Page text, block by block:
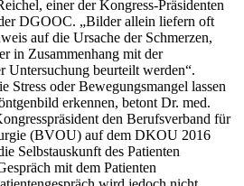
einer der Kongress-Präsidenten
DGOOC. „Bilder allein liefern oft
auf die Ursache der Schmerzen,
in Zusammenhang mit der
Untersuchung beurteilt werden“.
Stress oder Bewegungsmangel lassen
erkennen, betont Dr. med.
den Berufsverband für
(BVOU) auf dem DKOU 2016
Selbstauskunft des Patienten
mit dem Patienten